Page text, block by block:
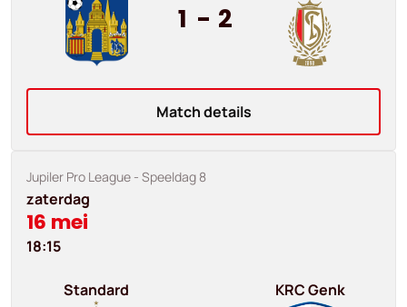
1 - 2
Match details
Jupiler Pro League - Speeldag 8
zaterdag
16 mei
18:15
Standard KRC Genk